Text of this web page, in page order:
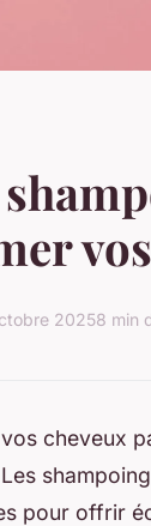
20258 min
cheveux
pour offrir